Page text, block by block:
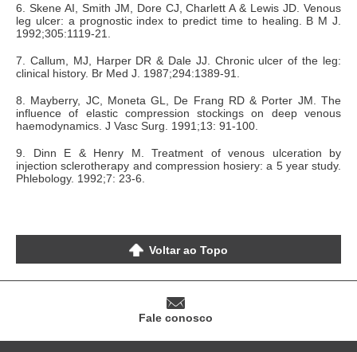
6. Skene AI, Smith JM, Dore CJ, Charlett A & Lewis JD. Venous
leg ulcer: a prognostic index to predict time to healing. B M J.
1992;305:1119-21.
7. Callum, MJ, Harper DR & Dale JJ. Chronic ulcer of the leg:
clinical history. Br Med J. 1987;294:1389-91.
8. Mayberry, JC, Moneta GL, De Frang RD & Porter JM. The
influence of elastic compression stockings on deep venous
haemodynamics. J Vasc Surg. 1991;13: 91-100.
9. Dinn E & Henry M. Treatment of venous ulceration by
injection sclerotherapy and compression hosiery: a 5 year study.
Phlebology. 1992;7: 23-6.
Voltar ao Topo
Fale conosco